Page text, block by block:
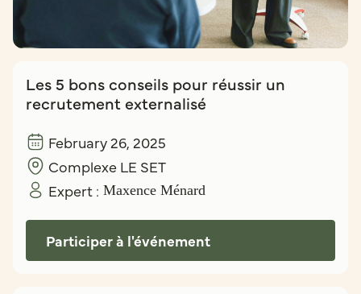
Les 5 bons conseils pour réussir un
recrutement externalisé
February 26, 2025
Complexe LE SET
Expert : Maxence Ménard
Participer à l'événement